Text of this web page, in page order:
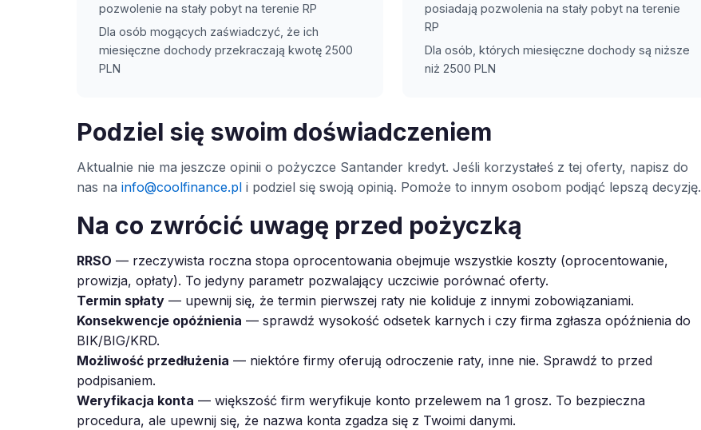
pozwolenie na stały pobyt na terenie RP
Dla osób mogących zaświadczyć, że ich
miesięczne dochody przekraczają kwotę 2500
PLN
posiadają pozwolenia na stały pobyt na terenie
RP
Dla osób, których miesięczne dochody są niższe
niż 2500 PLN
Podziel się swoim doświadczeniem
Aktualnie nie ma jeszcze opinii o pożyczce Santander kredyt. Jeśli korzystałeś z tej oferty, napisz do
nas na info@coolfinance.pl i podziel się swoją opinią. Pomoże to innym osobom podjąć lepszą decyzję.
Na co zwrócić uwagę przed pożyczką
RRSO — rzeczywista roczna stopa oprocentowania obejmuje wszystkie koszty (oprocentowanie,
prowizja, opłaty). To jedyny parametr pozwalający uczciwie porównać oferty.
Termin spłaty — upewnij się, że termin pierwszej raty nie koliduje z innymi zobowiązaniami.
Konsekwencje opóźnienia — sprawdź wysokość odsetek karnych i czy firma zgłasza opóźnienia do
BIK/BIG/KRD.
Możliwość przedłużenia — niektóre firmy oferują odroczenie raty, inne nie. Sprawdź to przed
podpisaniem.
Weryfikacja konta — większość firm weryfikuje konto przelewem na 1 grosz. To bezpieczna
procedura, ale upewnij się, że nazwa konta zgadza się z Twoimi danymi.